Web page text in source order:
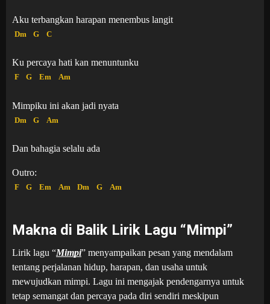
Aku terbangkan harapan menembus langit
Dm G C
Ku percaya hati kan menuntunku
F G Em Am
Mimpiku ini akan jadi nyata
Dm G Am
Dan bahagia selalu ada
Outro:
F G Em Am Dm G Am
Makna di Balik Lirik Lagu “Mimpi”
Lirik lagu “Mimpi” menyampaikan pesan yang mendalam
tentang perjalanan hidup, harapan, dan usaha untuk
mewujudkan mimpi. Lagu ini mengajak pendengarnya untuk
tetap semangat dan percaya pada diri sendiri meskipun